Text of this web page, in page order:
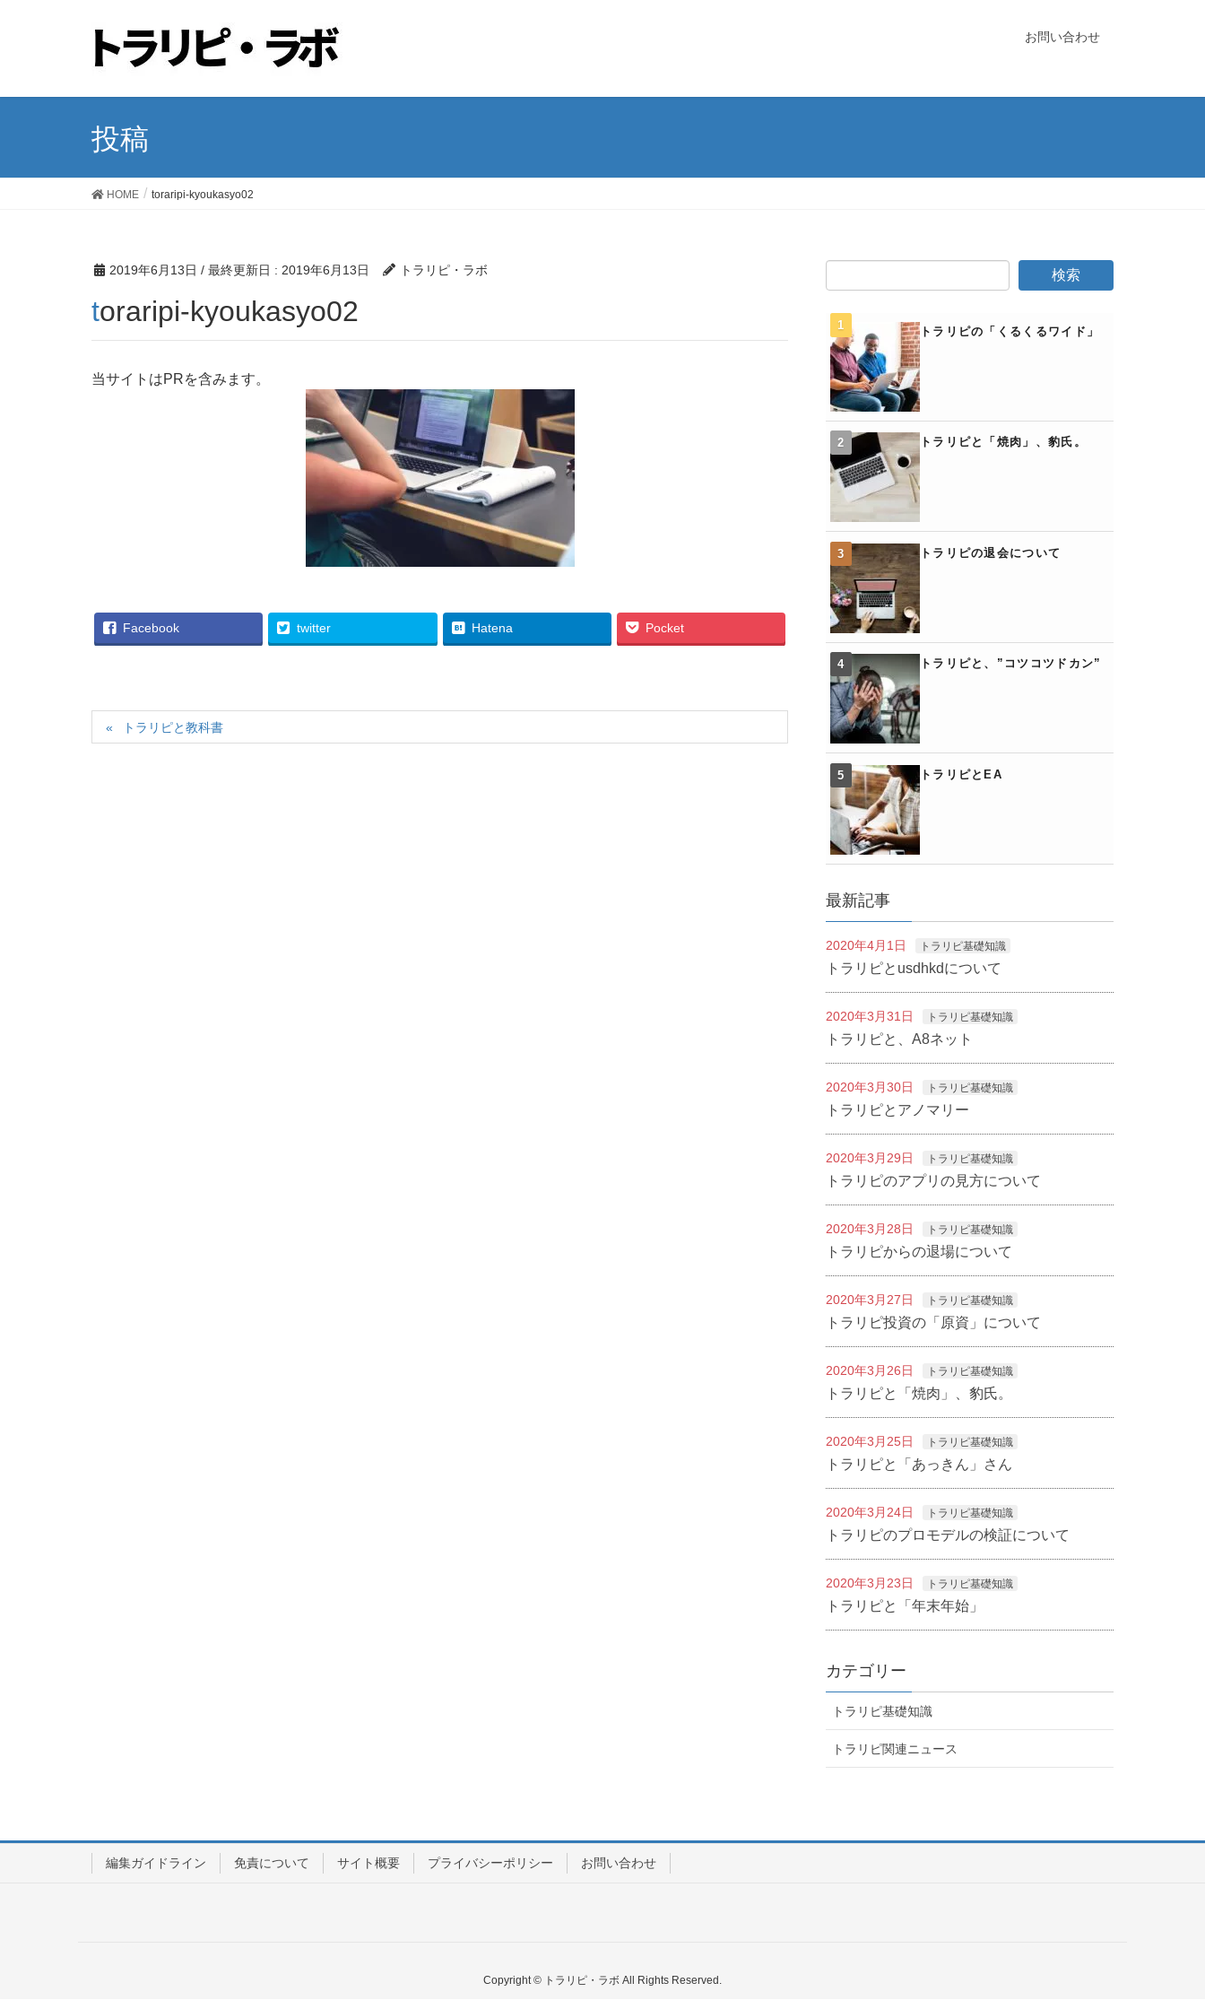
お問い合わせ
投稿
HOME toraripi-kyoukasyo02
2019年6月13日 / 最終更新日 : 2019年6月13日 トラリピ・ラボ
toraripi-kyoukasyo02
当サイトはPRを含みます。
Facebook twitter Hatena Pocket
トラリピと教科書
トラリピの「くるくるワイド」
トラリピと「焼肉」、豹氏。
トラリピの退会について
トラリピと、”コツコツドカン”
トラリピとEA
最新記事
2020年4月1日 トラリピ基礎知識
トラリピとusdhkdについて
2020年3月31日 トラリピ基礎知識
トラリピと、A8ネット
2020年3月30日 トラリピ基礎知識
トラリピとアノマリー
2020年3月29日 トラリピ基礎知識
トラリピのアプリの見方について
2020年3月28日 トラリピ基礎知識
トラリピからの退場について
2020年3月27日 トラリピ基礎知識
トラリピ投資の「原資」について
2020年3月26日 トラリピ基礎知識
トラリピと「焼肉」、豹氏。
2020年3月25日 トラリピ基礎知識
トラリピと「あっきん」さん
2020年3月24日 トラリピ基礎知識
トラリピのプロモデルの検証について
2020年3月23日 トラリピ基礎知識
トラリピと「年末年始」
カテゴリー
トラリピ基礎知識
トラリピ関連ニュース
編集ガイドライン 免責について サイト概要 プライバシーポリシー お問い合わせ
Copyright © トラリピ・ラボ All Rights Reserved.